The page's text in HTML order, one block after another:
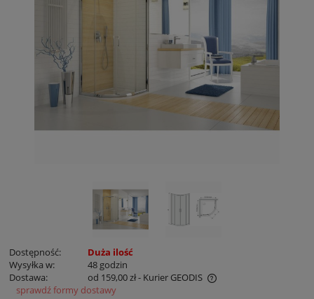
Dostępność:
Duża ilość
Wysyłka w:
48 godzin
Dostawa:
od 159,00 zł- Kurier GEODIS
Cena nie zawiera ewentualnych kosztów płatności
sprawdź formy dostawy